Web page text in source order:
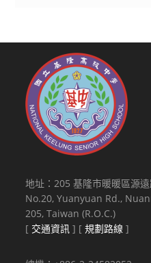
地址：205 基隆市暖暖區源
No.20, Yuanyuan Rd.,
205, Taiwan (R.O.C.)
[ 交通資訊 ] [規劃路線 ]